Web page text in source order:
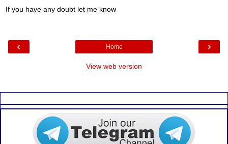
If you have any doubt let me know
‹ ›
Home
View web version